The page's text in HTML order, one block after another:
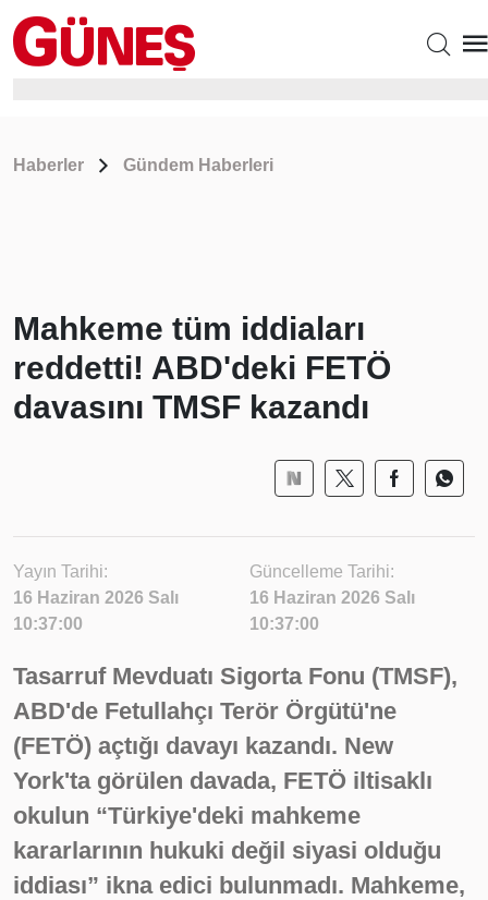
Haberler Gündem Haberleri
Mahkeme tüm iddiaları
reddetti! ABD'deki FETÖ
davasını TMSF kazandı
Yayın Tarihi:
16 Haziran 2026 Salı
10:37:00
Güncelleme Tarihi:
16 Haziran 2026 Salı
10:37:00
Tasarruf Mevduatı Sigorta Fonu (TMSF),
ABD'de Fetullahçı Terör Örgütü'ne
(FETÖ) açtığı davayı kazandı. New
York'ta görülen davada, FETÖ iltisaklı
okulun “Türkiye'deki mahkeme
kararlarının hukuki değil siyasi olduğu
iddiası” ikna edici bulunmadı. Mahkeme,